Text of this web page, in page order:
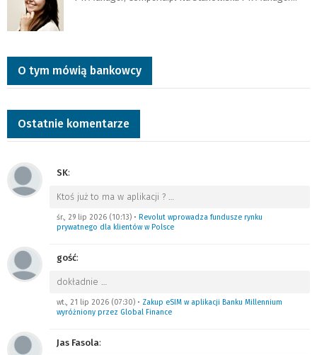
O tym mówią bankowcy
Ostatnie komentarze
SK:
Ktoś już to ma w aplikacji ? …
śr., 29 lip 2026 (10:13) • Revolut wprowadza fundusze rynku
prywatnego dla klientów w Polsce
gość:
dokładnie …
wt., 21 lip 2026 (07:30) • Zakup eSIM w aplikacji Banku Millennium
wyróżniony przez Global Finance
Jas Fasola: